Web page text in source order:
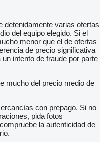
detenidamente varias ofertas
del equipo elegido. Si el
menor que el de ofertas
de precio significativa
intento de fraude por parte
mucho del precio medio de
con prepago. Si no
pida fotos
la autenticidad de